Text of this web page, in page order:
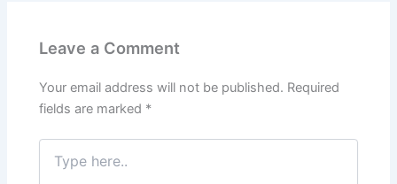
Leave a Comment
Your email address will not be published. Required
fields are marked *
Type
here..